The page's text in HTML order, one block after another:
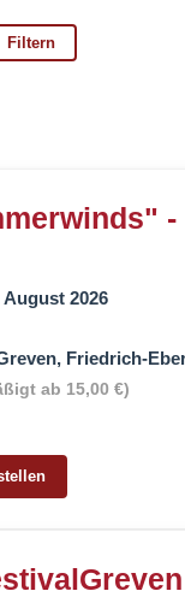
Filtern
-
2026
Friedrich-
ab 15,00 €)